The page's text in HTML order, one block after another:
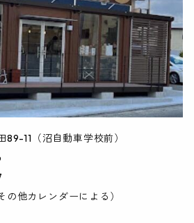
11（沼自動車学校前）
他カレンダーによる）